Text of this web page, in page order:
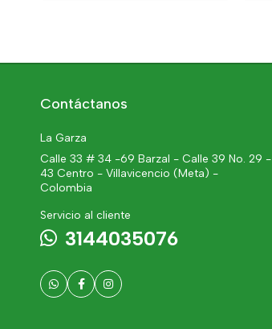
Contáctanos
La Garza
Calle 33 # 34 -69 Barzal - Calle 39 No. 29 -
43 Centro - Villavicencio (Meta) -
Colombia
Servicio al cliente
3144035076